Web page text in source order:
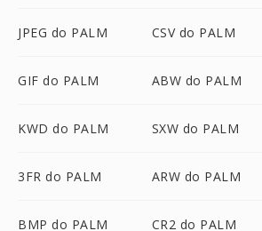
JPEG do PALM CSV do PALM
GIF do PALM ABW do PALM
KWD do PALM SXW do PALM
3FR do PALM ARW do PALM
BMP do PALM CR2 do PALM